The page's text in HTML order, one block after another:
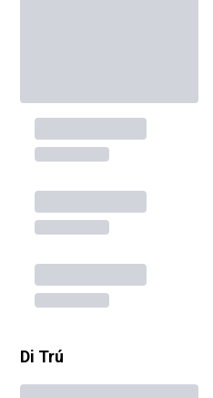
Di Trú